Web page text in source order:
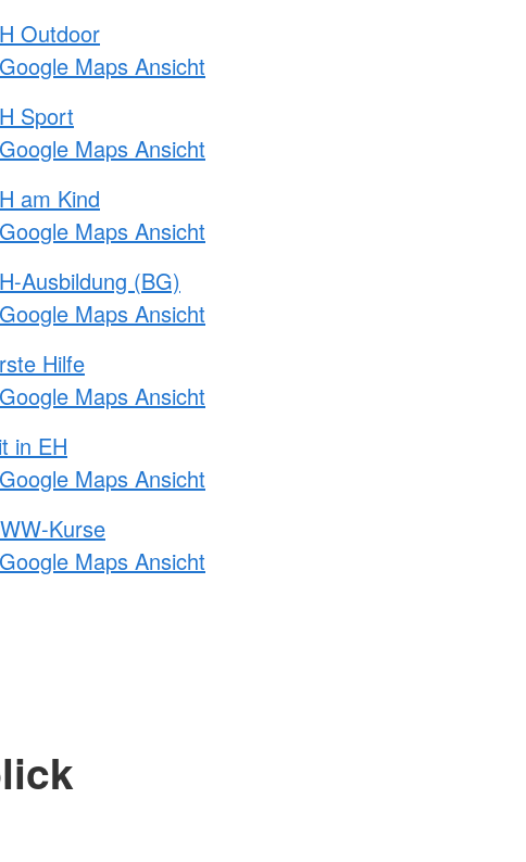
Outdoor
Maps Ansicht
Sport
Maps Ansicht
am Kind
Maps Ansicht
Ausbildung (BG)
Maps Ansicht
Hilfe
Maps Ansicht
in EH
Maps Ansicht
Kurse
Maps Ansicht